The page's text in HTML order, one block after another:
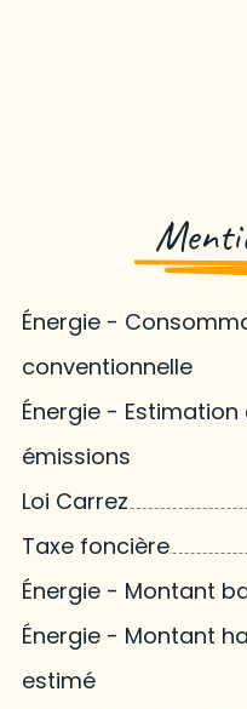
Énergie -
conventionnelle
Énergie - Estimation
émissions
Loi Carrez
Taxe foncière
Énergie - Montant
Énergie - Montant
estimé